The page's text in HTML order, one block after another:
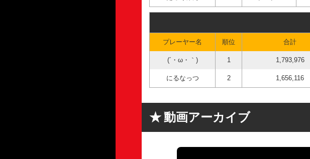
プレーヤー名 順位 合計
(´・ω・｀) 1 1,793,976
にるなっつ 2 1,656,116
動画アーカイブ